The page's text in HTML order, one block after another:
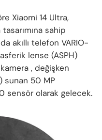
Xiaomi 14 Ultra,
sahip
akıllı telefon VARIO-
asferik lense (ASPH)
, değişken
sunan 50 MP
sensör olarak gelecek.